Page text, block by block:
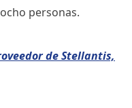
personas.
de Stellantis,